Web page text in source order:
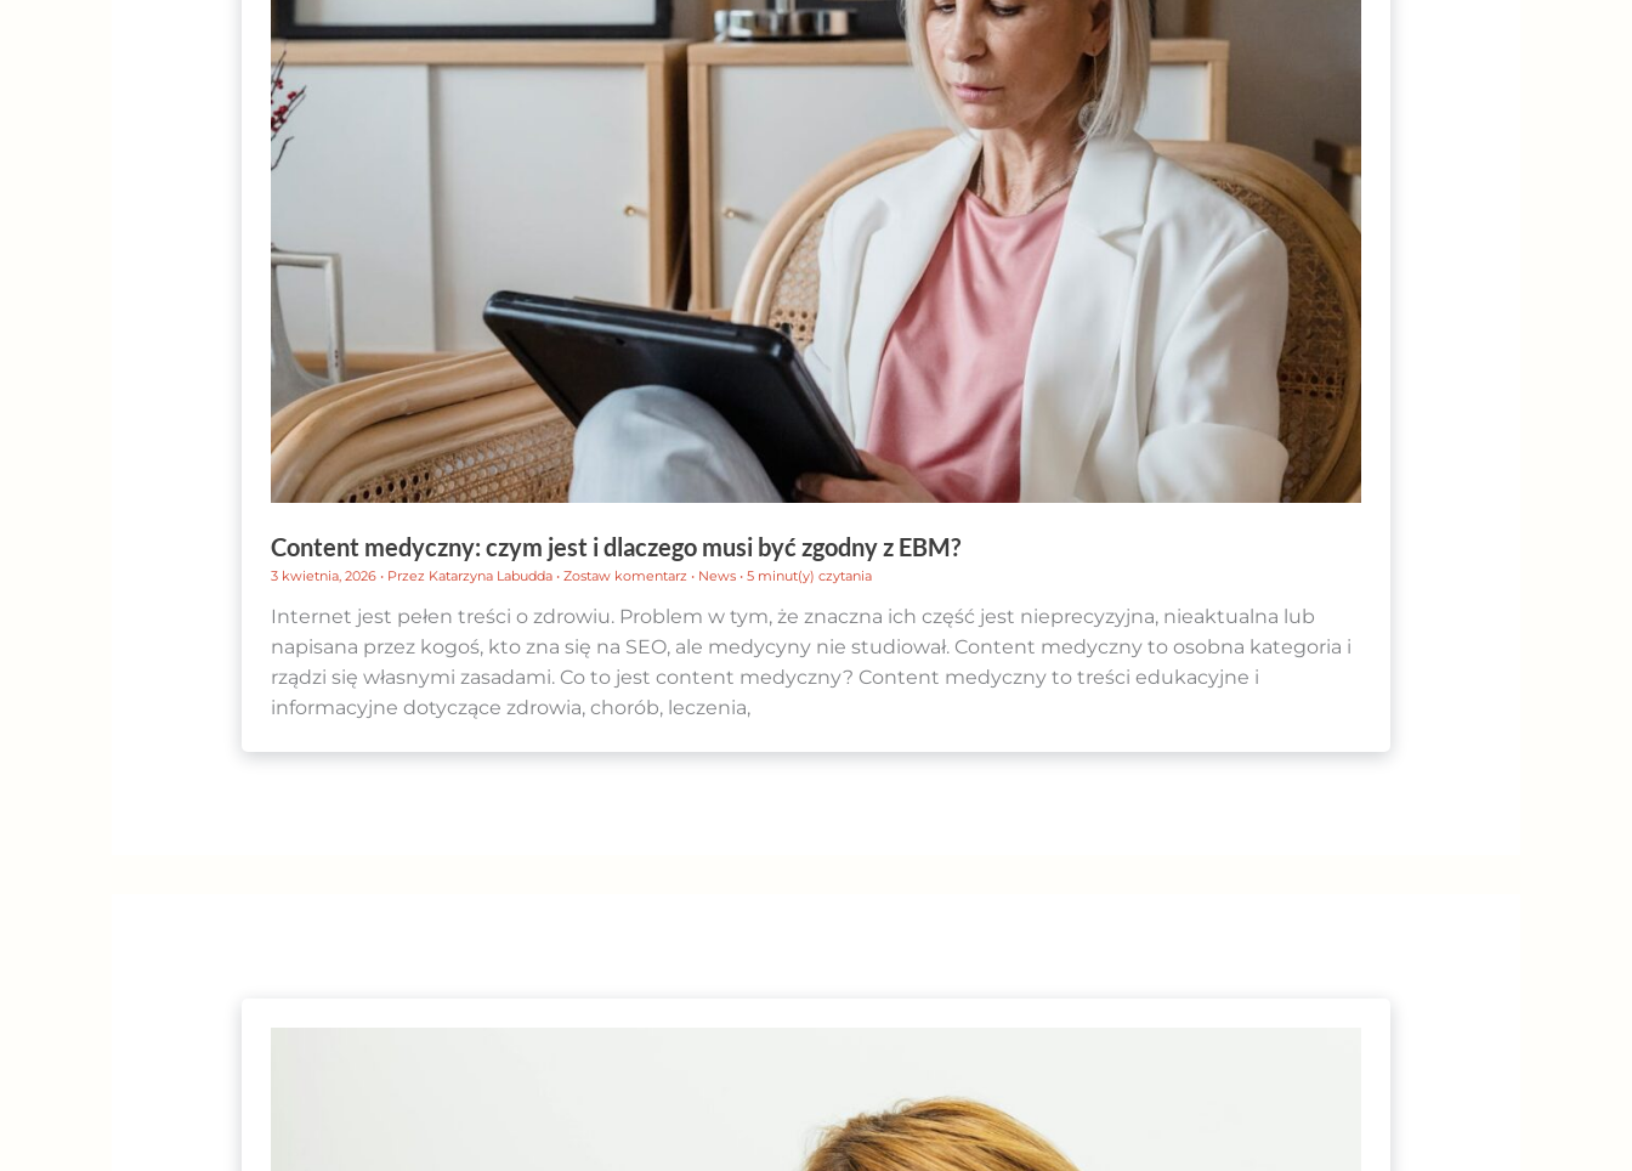
Content medyczny: czym jest i dlaczego musi być zgodny z EBM?
3 kwietnia, 2026 • Przez Katarzyna Labudda • Zostaw komentarz • News• 5 minut(y) czytania
Internet jest pełen treści o zdrowiu. Problem w tym, że znaczna ich część jest nieprecyzyjna, nieaktualna lub
napisana przez kogoś, kto zna się na SEO, ale medycyny nie studiował. Content medyczny to osobna kategoria i
rządzi się własnymi zasadami. Co to jest content medyczny? Content medyczny to treści edukacyjne i
informacyjne dotyczące zdrowia, chorób, leczenia,